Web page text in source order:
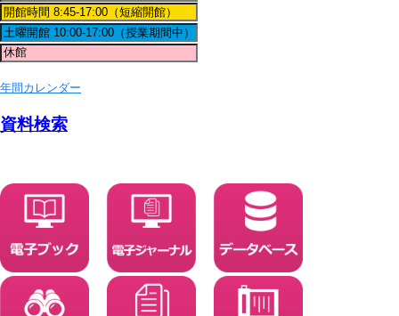
年間カレンダー
資料検索